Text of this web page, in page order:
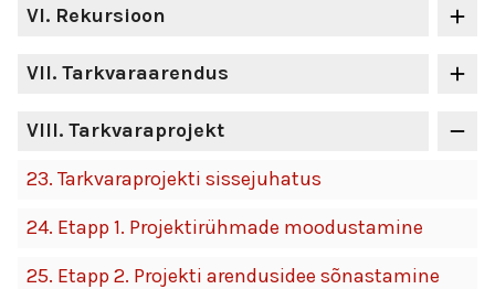
VI. Rekursioon
VII. Tarkvaraarendus
VIII. Tarkvaraprojekt
23. Tarkvaraprojekti sissejuhatus
24. Etapp 1. Projektirühmade moodustamine
25. Etapp 2. Projekti arendusidee sõnastamine